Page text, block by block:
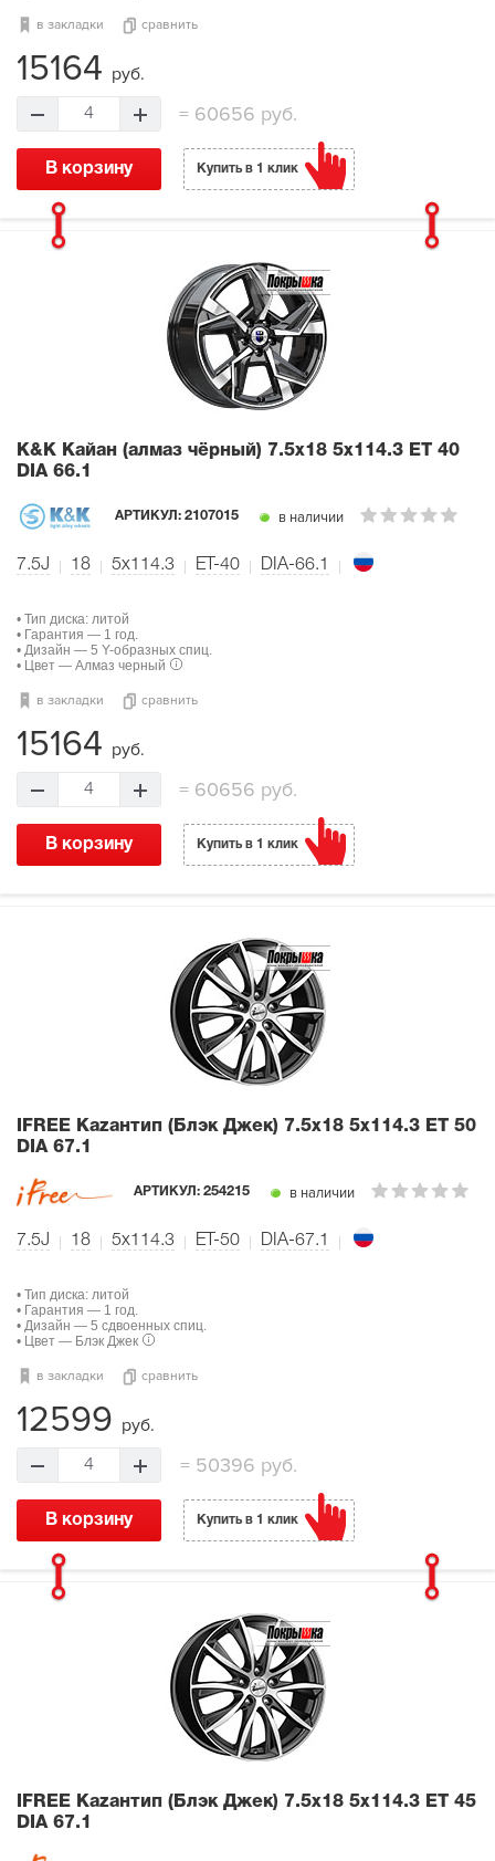
в закладки сравнить
15164 руб.
4 = 60656 руб.
В корзину Купить в 1 клик
K&K Кайан (алмаз чёрный) 7.5x18 5x114.3 ET 40
DIA 66.1
АРТИКУЛ:2107015 в наличии
7.5J 18 5x114.3 ET-40 DIA-66.1
• Тип диска: литой
• Гарантия — 1 год.
• Дизайн — 5 Y-образных спиц.
• Цвет — Алмаз черный
в закладки сравнить
15164 руб.
4 = 60656 руб.
В корзину Купить в 1 клик
IFREE Кazaнтип (Блэк Джек) 7.5x18 5x114.3 ET 50
DIA 67.1
АРТИКУЛ: 254215 в наличии
7.5J 18 5x114.3 ET-50 DIA-67.1
• Тип диска: литой
• Гарантия — 1 год.
• Дизайн — 5 сдвоенных спиц.
• Цвет — Блэк Джек
в закладки сравнить
12599 руб.
4 =50396 руб.
В корзину Купить в 1 клик
IFREE Кazaнтип (Блэк Джек) 7.5x18 5x114.3 ET 45
DIA 67.1